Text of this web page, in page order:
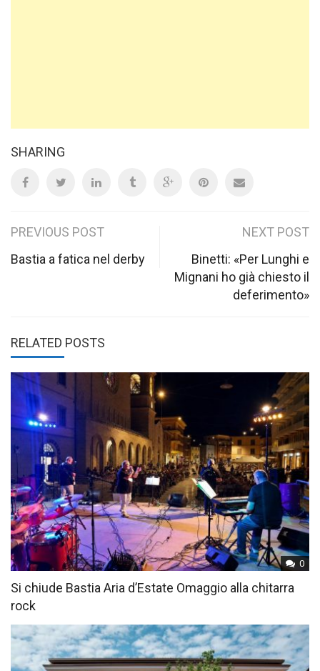
SHARING
Post
navigation
PREVIOUS POST
Bastia a fatica nel derby
NEXT POST
Binetti: «Per Lunghi e
Mignani ho già chiesto il
deferimento»
RELATED POSTS
0
Si chiude Bastia Aria d’Estate Omaggio alla chitarra
rock